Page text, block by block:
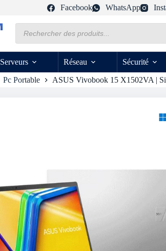
Facebook WhatsApp
produits
Serveurs Réseau Sécurité
Pc Portable ASUS Vivobook 15 X1502VA |